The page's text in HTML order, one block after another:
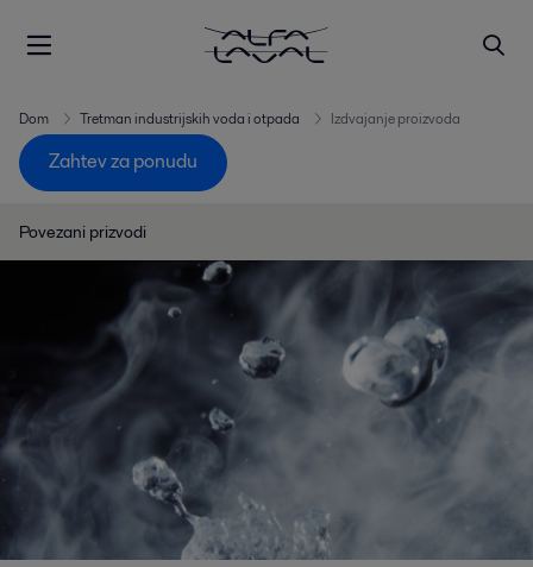
Dom Tretman industrijskih voda i otpada Izdvajanje proizvoda
Zahtev za ponudu
Povezani prizvodi